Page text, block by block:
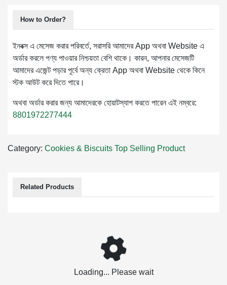
How to Order?
ইনবক্স এ মেসেজ করার পরিবর্তে, সরাসরি আমাদের App অথবা Website এ
অর্ডার করলে পণ্য পাওয়ার নিশ্চয়তা বেশি থাকে। কারন, আপনার মেসেজটি
আমাদের এজেন্ট পড়ার পূর্বে অন্য ক্রেতা App অথবা Website থেকে কিনে
স্টক আউট করে দিতে পারে।
অথবা অর্ডার করার জন্য আমাদেরকে হোয়াটস্যাপ করতে পারেন এই নম্বরে:
8801972277444
Category: Cookies & Biscuits Top Selling Product
Related Products
Loading... Please wait